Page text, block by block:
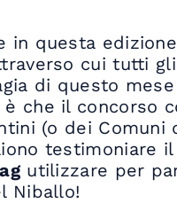
in questa
cui tutti
di questo
è che il concorso
(o dei Comuni
testimoniare
utilizzare per
Niballo!